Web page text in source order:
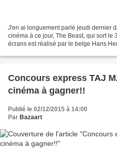
J'en ai longuement parlé jeudi dernier
cinéma à ce jour, The Beast, qui sort le
écrans est réalisé par le belge Hans
Concours express TAJ
cinéma à gagner!!
Publié le 02/12/2015 à 14:00
Par Bazaart